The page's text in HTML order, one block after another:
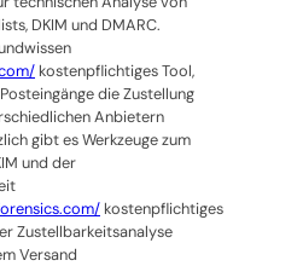
DKIM und DMARC.
kostenpflichtiges Tool,
die Zustellung
Anbietern
gibt es Werkzeuge zum
und der
kostenpflichtiges
Zustellbarkeitsanalyse
Versand